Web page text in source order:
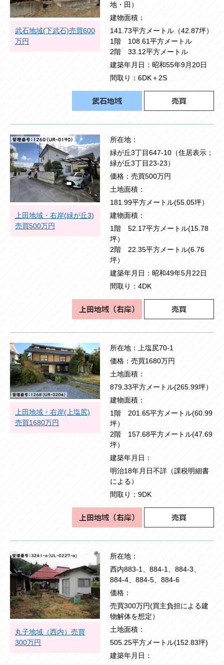
武石地域(下武石)売買600
万円
地・田）
建物面積
141.73平方メートル（42.87坪）
1階 108.61平方メートル
2階 33.12平方メートル
建築年月日
昭和55年9月20日
間取り
6DK＋2S
上田地域・右岸(緑が丘3)
売買500万円
所在地
緑が丘3丁目647-10（住居表示；
緑が丘3丁目23-23）
価格
売買500万円
土地面積
181.99平方メートル(55.05坪）
建物面積
1階 52.17平方メートル(15.78
坪）
2階 22.35平方メートル(6.76
坪）
建築年月日
昭和49年5月22日
間取り
4DK
上田地域・右岸(上塩尻)
売買1680万円
所在地
上塩尻70-1
価格
売買1680万円
土地面積
879.33平方メートル(265.99坪）
建物面積
1階 201.65平方メートル(60.99
坪）
2階 157.68平方メートル(47.69
坪）
建築年月日
明治18年月日不詳（課税明細書
による）
間取り
9DK
丸子地域（西内）売買
300万円
所在地
西内883-1、884-1、884-3、
884-4、884-5、884-6
価格
売買300万円(買主負担による建
物解体を想定）
土地面積
505.25平方メートル(152.83坪)
建築年月日